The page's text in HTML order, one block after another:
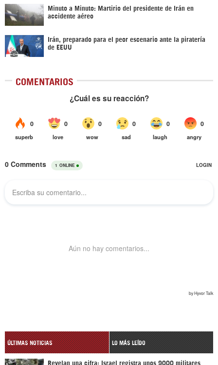
Minuto a Minuto: Martirio del presidente de Irán en
accidente aéreo
Irán, preparado para el peor escenario ante la piratería
de EEUU
COMENTARIOS
ÚLTIMAS NOTICIAS LO MÁS LEÍDO
Revelan una cifra: Israel registra unos 9000 militares